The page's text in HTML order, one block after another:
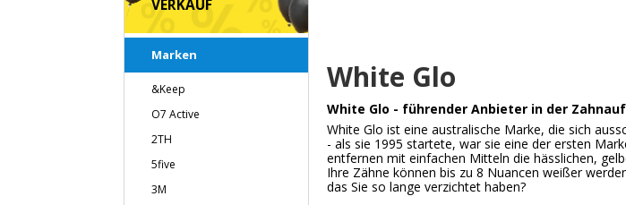
VERKAUF
Marken
&Keep
O7 Active
2TH
5five
3M
White Glo
White Glo - führender Anbieter in der
White Glo ist eine australische Marke, die sich
- als sie 1995 startete, war sie eine der ersten
entfernen mit einfachen Mitteln die hässlichen,
Ihre Zähne können bis zu 8 Nuancen weißer
das Sie so lange verzichtet haben?